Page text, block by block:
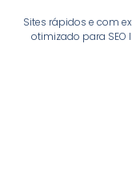
Sites rápidos e com
otimizado para SEO